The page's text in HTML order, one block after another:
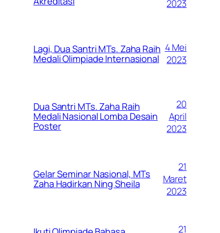
2023
Lagi, Dua Santri MTs. Zaha Raih
Medali Olimpiade Internasional
4 Mei
2023
Dua Santri MTs. Zaha Raih
Medali Nasional Lomba Desain
Poster
20
April
2023
Gelar Seminar Nasional, MTs
Zaha Hadirkan Ning Sheila
21
Maret
2023
21